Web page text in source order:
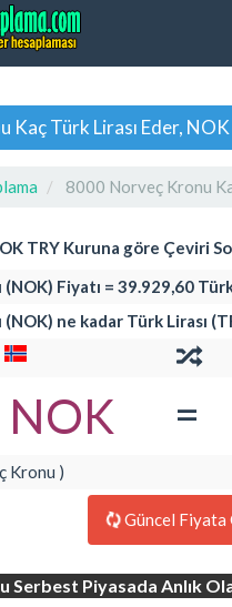
Kaç Türk Lirası Eder,
8000 Norveç Kronu
TRY Kuruna göre Çeviri
Fiyatı = 39.929,60
ne kadar Türk Lirası
=
Kronu )
Güncel Fiyata
Serbest Piyasada Anlık